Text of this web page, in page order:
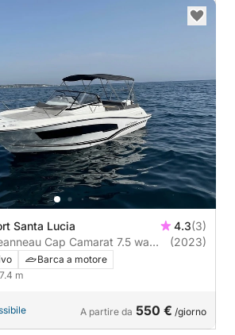
Santa Lucia 4.3(3)
Cap Camarat 7.5 wa
(2023)
Barca a motore
7.4 m
A partire da 550 € /giorno